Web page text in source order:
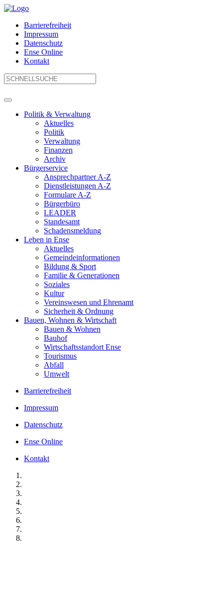
Barrierefreiheit
Impressum
Datenschutz
Ense Online
Kontakt
Politik & Verwaltung
Aktuelles
Politik
Verwaltung
Finanzen
Archiv
Bürgerservice
Ansprechpartner A-Z
Dienstleistungen A-Z
Formulare A-Z
Bürgerbüro
LEADER
Standesamt
Schadensmeldung
Leben in Ense
Aktuelles
Gemeinde­informationen
Bildung & Sport
Familie & Generationen
Soziales
Kultur
Vereinswesen und Ehrenamt
Sicherheit & Ordnung
Bauen, Wohnen & Wirtschaft
Bauen & Wohnen
Bauhof
Wirtschaftsstandort Ense
Tourismus
Abfall
Umwelt
Barrierefreiheit
Impressum
Datenschutz
Ense Online
Kontakt